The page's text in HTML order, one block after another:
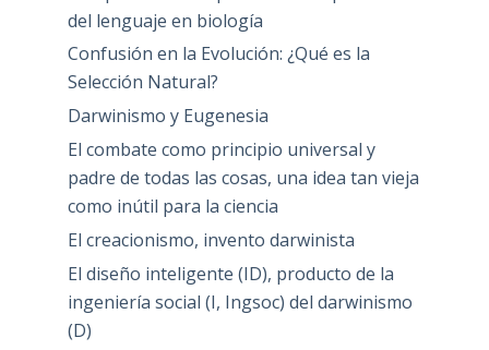
del lenguaje en biología
Confusión en la Evolución: ¿Qué es la
Selección Natural?
Darwinismo y Eugenesia
El combate como principio universal y
padre de todas las cosas, una idea tan vieja
como inútil para la ciencia
El creacionismo, invento darwinista
El diseño inteligente (ID), producto de la
ingeniería social (I, Ingsoc) del darwinismo
(D)